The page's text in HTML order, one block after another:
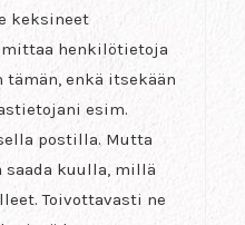
keksineet
henkilötietoja
enkä itsekään
esim.
postilla. Mutta
kuulla, millä
Toivottavasti ne